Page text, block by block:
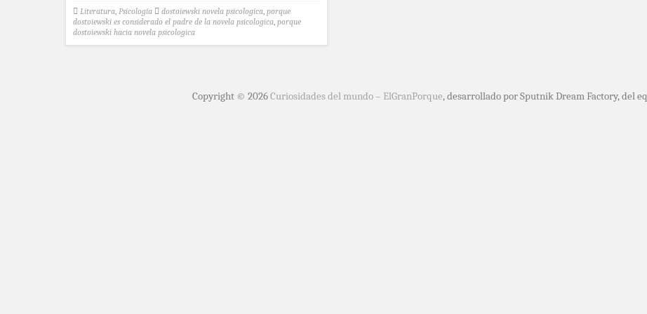
Literatura, Psicología dostoiewski novela psicologica, porque
dostoiewski es considerado el padre de la novela psicologica, porque
dostoiewski hacia novela psicologica
Copyright © 2026Curiosidades del mundo – ElGranPorque, desarrollado por Sputnik Dream Factory, del